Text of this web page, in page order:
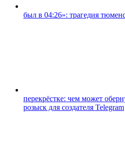
был в 04:26»: трагедия
перекрёстке: чем может
розыск для создателя Telegram